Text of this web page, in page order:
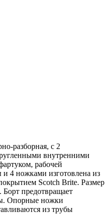
разборная, с 2
внутренними
рабочей
4 ножками изготовлена из
Scotch Brite. Размер
предотвращает
Опорные ножки
из трубы